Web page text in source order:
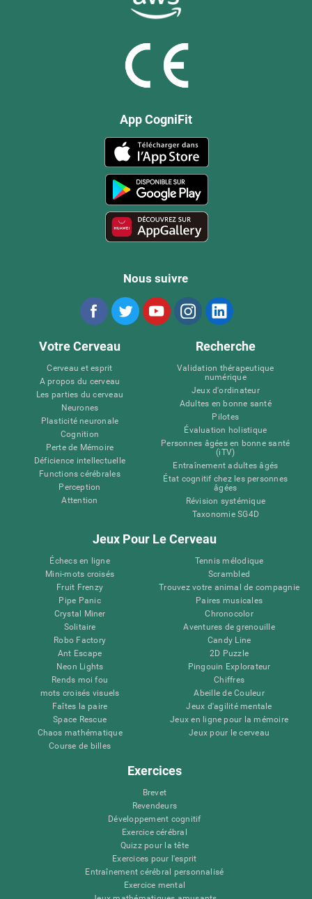
App CogniFit
Nous suivre
Votre Cerveau
Cerveau et esprit
A propos du cerveau
Les parties du cerveau
Neurones
Plasticité neuronale
Cognition
Perte de Mémoire
Déficience intellectuelle
Functions cérébrales
Perception
Attention
Recherche
Validation thérapeutique
numérique
Jeux d'ordinateur
Adultes en bonne santé
Pilotes
Évaluation holistique
Personnes âgées en bonne santé
(iTV)
Entraînement adultes âgés
État cognitif chez les personnes
âgées
Révision systémique
Taxonomie SG4D
Jeux Pour Le Cerveau
Échecs en ligne
Mini-mots croisés
Fruit Frenzy
Pipe Panic
Crystal Miner
Solitaire
Robo Factory
Ant Escape
Neon Lights
Rends moi fou
mots croisés visuels
Faîtes la paire
Space Rescue
Chaos mathématique
Course de billes
Tennis mélodique
Scrambled
Trouvez votre animal de compagnie
Paires musicales
Chronocolor
Aventures de grenouille
Candy Line
2D Puzzle
Pingouin Explorateur
Chiffres
Abeille de Couleur
Jeux d'agilité mentale
Jeux en ligne pour la mémoire
Jeux pour le cerveau
Exercices
Brevet
Revendeurs
Développement cognitif
Exercice cérébral
Quizz pour la tête
Exercices pour l'esprit
Entraînement cérébral personnalisé
Exercice mental